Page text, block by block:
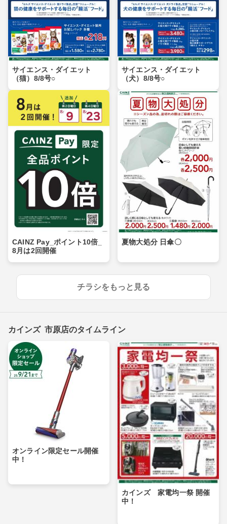
サイエンス・ダイエット
（猫）8/8号○
サイエンス・ダイエット
（犬）8/8号○
CAINZ Pay_ポイント10倍_
8月は2回開催
夏物大処分 日傘〇
チラシをもっと見る
カインズ 市原店のタイムライン
オンライン限定セール開催
中！
カインズ 家電均一祭 開催
中！